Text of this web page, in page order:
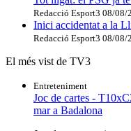
Redacció Esport3 08/08/
Inici accidentat a la
Redacció Esport3 08/08/
El més vist de TV3
Entreteniment
Joc de cartes -
mar a Badalona